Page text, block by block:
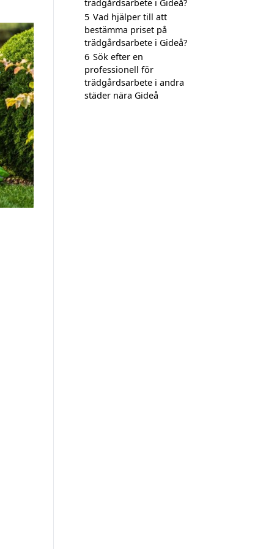
trädgårdsarbete i Gideå?
5 Vad hjälper till att
bestämma priset på
trädgårdsarbete i Gideå?
6 Sök efter en
professionell för
trädgårdsarbete i andra
städer nära Gideå